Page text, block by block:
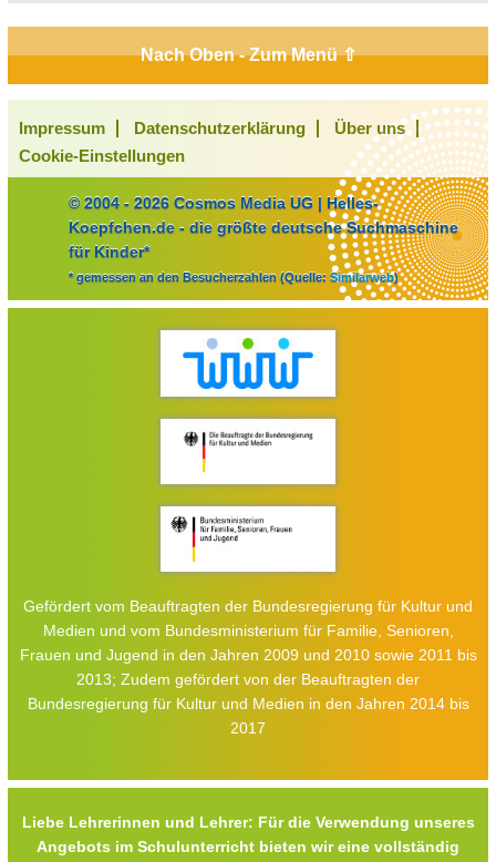
Nach Oben - Zum Menü ⇧
Impressum Datenschutzerklärung
Über uns
Cookie-Einstellungen
© 2004 - 2026 Cosmos Media UG | Helles-
Koepfchen.de - die größte deutsche Suchmaschine
für Kinder*
* gemessen an den Besucherzahlen (Quelle: Similarweb)
Gefördert vom Beauftragten der Bundesregierung für Kultur und
Medien und vom Bundesministerium für Familie, Senioren,
Frauen und Jugend in den Jahren 2009 und 2010 sowie 2011 bis
2013; Zudem gefördert von der Beauftragten der
Bundesregierung für Kultur und Medien in den Jahren 2014 bis
2017
Liebe Lehrerinnen und Lehrer: Für die Verwendung unseres
Angebots im Schulunterricht bieten wir eine vollständig